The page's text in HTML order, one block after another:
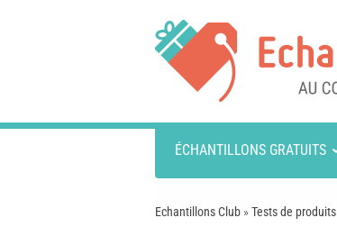
ÉCHANTILLONS GRATUITS
Echantillons Club »Tests de produits